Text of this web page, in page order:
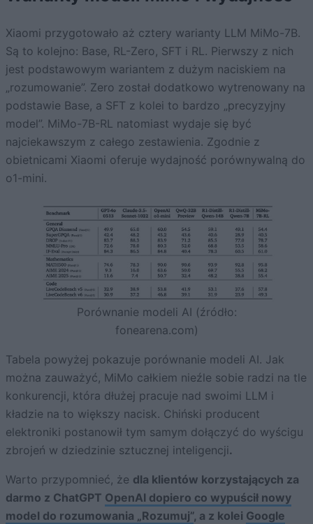
Xiaomi przygotowało aż cztery warianty LLM MiMo-7B.
Są to kolejno: Base, RL-Zero, SFT i RL. Pierwszy z nich
jest podstawowym wariantem z dużym naciskiem na
„rozumowanie”. Zero został dodatkowo wytrenowany na
podstawie Base, a SFT z kolei to bardzo „precyzyjny
model”. MiMo-7B-RL natomiast wydaje się być
najciekawszym z całego zestawienia. Zgodnie z
obietnicami Xiaomi oferuje wydajność porównywalną do
o1-mini.
Porównanie modeli AI (źródło:
fonearena.com)
Tabela powyżej pokazuje porównanie modeli AI. Jak
można zauważyć, MiMo całkiem nieźle sobie radzi na tle
konkurencji, która dłużej pracuje nad swoimi LLM i
kładzie na to większy nacisk. Chiński producent
elektroniki postanowił tym samym dołączyć do wyścigu
zbrojeń w dziedzinie sztucznej inteligencji.
Warto przypomnieć, że dla klientów korzystających za
darmo z ChatGPT OpenAI dopiero co wypuścił nowy
model do rozumowania „Rozumuj”, a z kolei Google